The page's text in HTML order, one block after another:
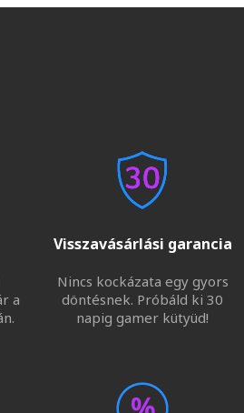
a
Visszavásárlási garancia
Nincs kockázata egy gyors
döntésnek. Próbáld ki 30
napig gamer kütyüd!